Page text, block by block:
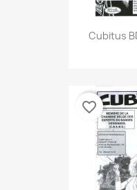
Cubitus
favorite_border